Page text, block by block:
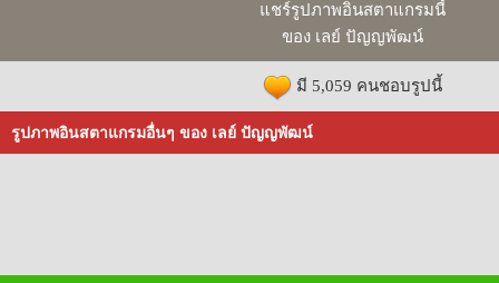
แชร์รูปภาพอินสตาแกรมนี้
ของ เลย์ ปัญญพัฒน์
มี 5,059 คนชอบรูปนี้
รูปภาพอินสตาแกรมอื่นๆ ของ เลย์ ปัญญพัฒน์